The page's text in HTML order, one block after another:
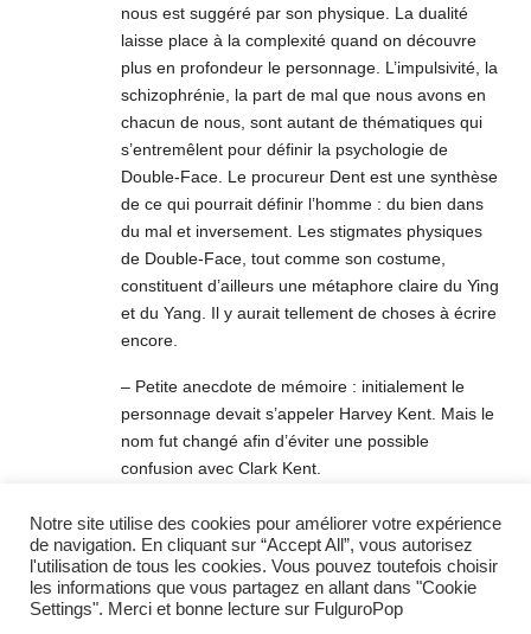
nous est suggéré par son physique. La dualité
laisse place à la complexité quand on découvre
plus en profondeur le personnage. L’impulsivité, la
schizophrénie, la part de mal que nous avons en
chacun de nous, sont autant de thématiques qui
s’entremêlent pour définir la psychologie de
Double-Face. Le procureur Dent est une synthèse
de ce qui pourrait définir l’homme : du bien dans
du mal et inversement. Les stigmates physiques
de Double-Face, tout comme son costume,
constituent d’ailleurs une métaphore claire du Ying
et du Yang. Il y aurait tellement de choses à écrire
encore.
– Petite anecdote de mémoire : initialement le
personnage devait s’appeler Harvey Kent. Mais le
nom fut changé afin d’éviter une possible
confusion avec Clark Kent.
Merci encore à toi Geronimo pour ce moment
agréable
RÉPONDRE
Notre site utilise des cookies pour améliorer votre expérience
de navigation. En cliquant sur “Accept All”, vous autorisez
l'utilisation de tous les cookies. Vous pouvez toutefois choisir
les informations que vous partagez en allant dans "Cookie
Settings". Merci et bonne lecture sur FulguroPop